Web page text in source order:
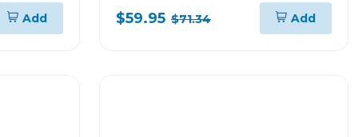
Add
NNSB25JMRUH
$59.95 $71.34 Add